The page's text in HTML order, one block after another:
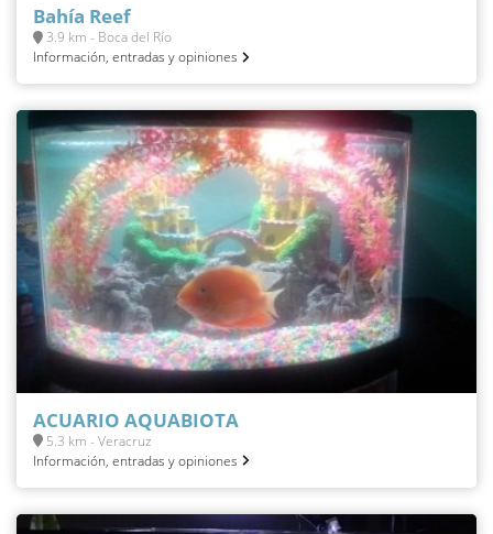
Bahía Reef
3.9 km - Boca del Río
Información, entradas y opiniones
ACUARIO AQUABIOTA
5.3 km - Veracruz
Información, entradas y opiniones